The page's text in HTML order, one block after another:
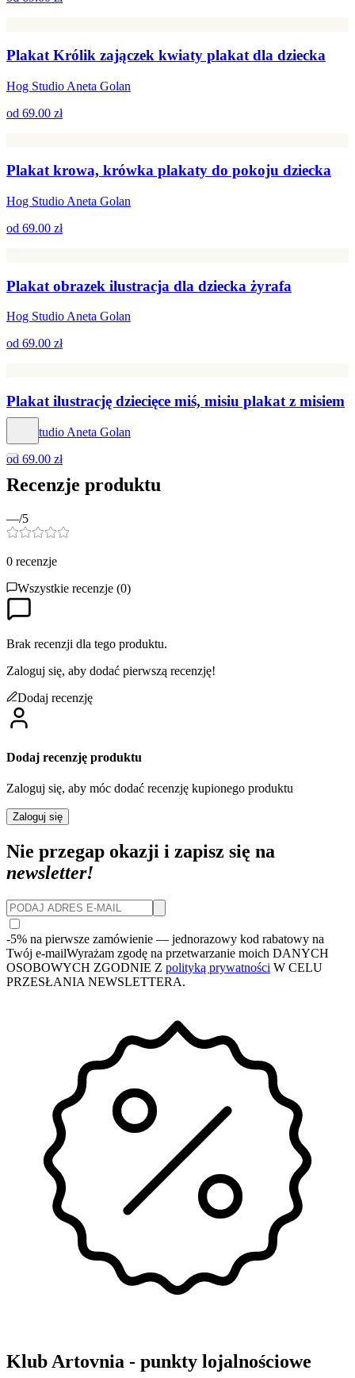
Plakat Królik zajączek kwiaty plakat dla dziecka
Hog Studio Aneta Golan
od 69.00 zł
Plakat krowa, krówka plakaty do pokoju dziecka
Hog Studio Aneta Golan
od 69.00 zł
Plakat obrazek ilustracja dla dziecka żyrafa
Hog Studio Aneta Golan
od 69.00 zł
Plakat ilustrację dziecięce miś, misiu plakat z misiem
Hog Studio Aneta Golan
od 69.00 zł
Recenzje produktu
—/5
0 recenzje
Wszystkie recenzje (0)
Brak recenzji dla tego produktu.
Zaloguj się, aby dodać pierwszą recenzję!
Dodaj recenzję
Dodaj recenzję produktu
Zaloguj się, aby móc dodać recenzję kupionego produktu
Zaloguj się
Nie przegap okazji i zapisz się na
newsletter!
-5% na pierwsze zamówienie — jednorazowy kod rabatowy na
Twój e-mailWyrażam zgodę na przetwarzanie moich DANYCH
OSOBOWYCH ZGODNIE Z polityką prywatności W CELU
PRZESŁANIA NEWSLETTERA.
Klub Artovnia - punkty lojalnościowe